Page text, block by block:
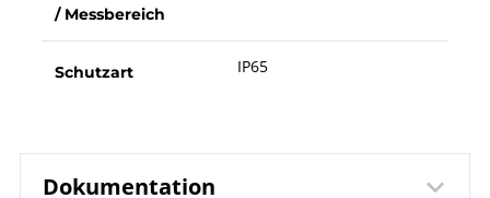
/ Messbereich
Schutzart IP65
Dokumentation